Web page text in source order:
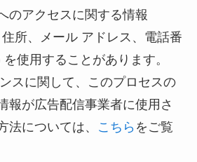
のアクセスに関する情報
住所、メール アドレス、電話番
使用することがあります。
スに関して、このプロセスの
報が広告配信事業者に使用さ
法については、
こちら をご覧